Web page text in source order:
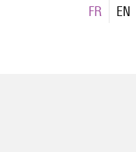
FR EN